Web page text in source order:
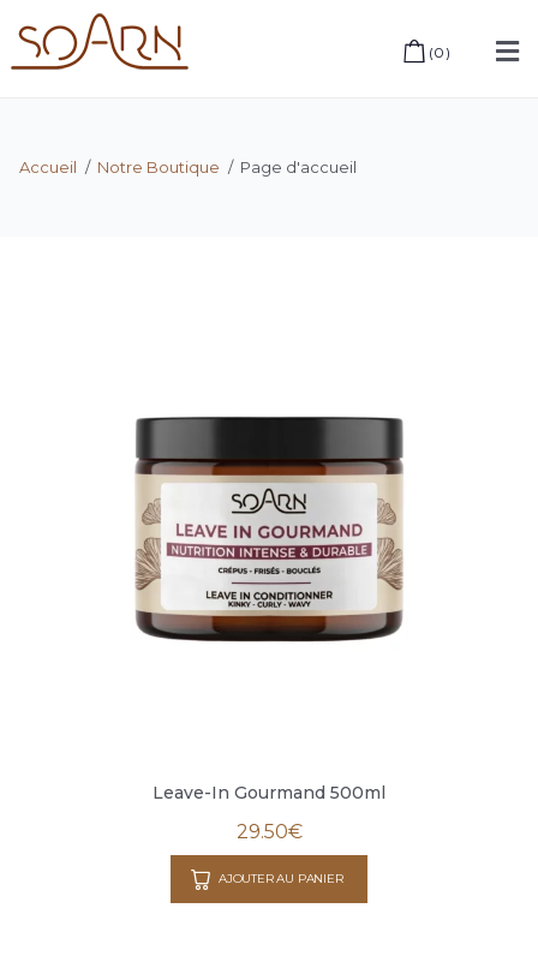
(0 )
Accueil / Notre Boutique / Page d'accueil
Leave-In Gourmand 500ml
29.50€
AJOUTER AU PANIER